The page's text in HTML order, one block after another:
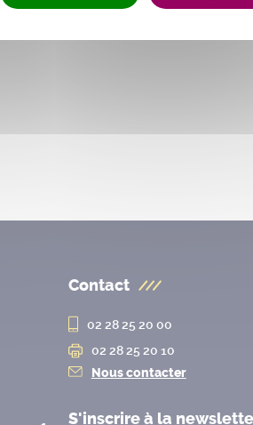
Contact
02 28 25 20 00
02 28 25 20 10
Nous contacter
S'inscrire à la